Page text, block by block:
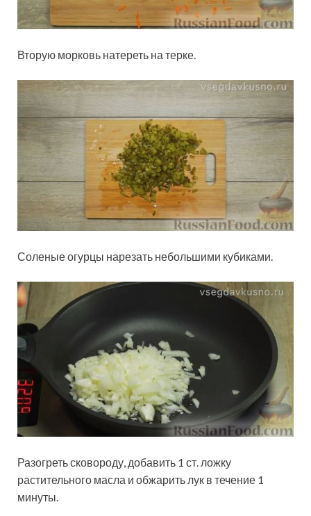
Вторую морковь натереть на терке.
Соленые огурцы нарезать небольшими кубиками.
Разогреть сковороду, добавить 1 ст. ложку
растительного масла и обжарить лук в течение 1
минуты.